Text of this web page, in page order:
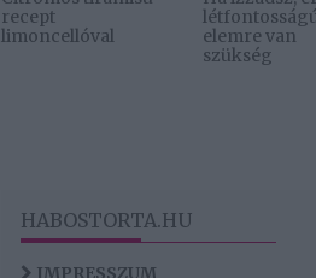
recept
limoncellóval
elemre van
szükség
HABOSTORTA.HU
IMPRESSZUM